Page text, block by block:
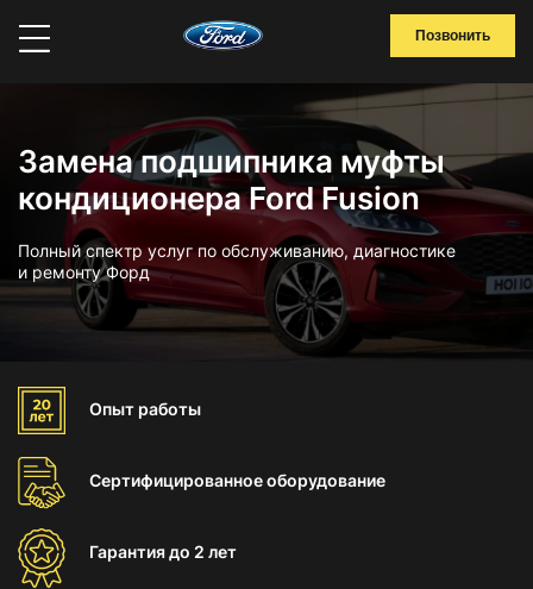
Позвонить
Замена подшипника муфты
кондиционера Ford Fusion
Полный спектр услуг по обслуживанию, диагностике
и ремонту Форд
Опыт работы
Сертифицированноеоборудование
Гарантиядо 2 лет